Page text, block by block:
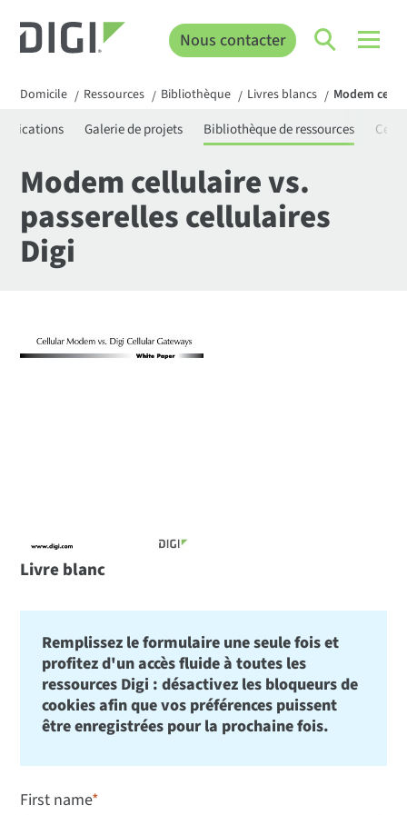
Nous contacter
Domicile / Ressources / Bibliothèque / Livres blancs / Modem
Galerie de projets Bibliothèque de ressources
Modem cellulaire vs.
passerelles cellulaires
Digi
Remplissez le formulaire une seule fois et
profitez d'un accès fluide à toutes les
ressources Digi : désactivez les bloqueurs de
cookies afin que vos préférences puissent
être enregistrées pour la prochaine fois.
First name*
Livre blanc